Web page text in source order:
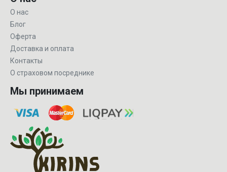
О нас
Блог
Оферта
Доставка и оплата
Контакты
О страховом посреднике
Мы принимаем